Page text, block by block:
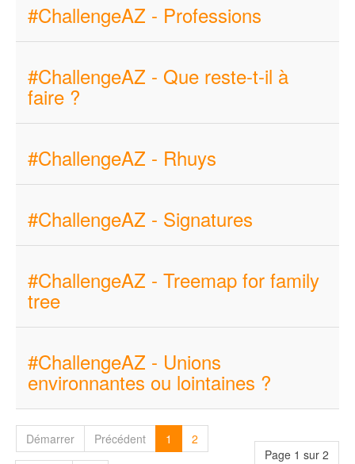
#ChallengeAZ - Professions
#ChallengeAZ - Que reste-t-il à
faire ?
#ChallengeAZ - Rhuys
#ChallengeAZ - Signatures
#ChallengeAZ - Treemap for family
tree
#ChallengeAZ - Unions
environnantes ou lointaines ?
Page 1 sur 2
Démarrer Précédent 1 2